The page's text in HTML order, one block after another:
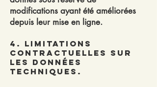
modifications ayant été améliorées
depuis leur mise en ligne.
4. Limitations
contractuelles sur
les données
techniques.